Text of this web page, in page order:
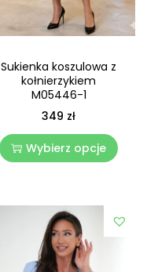
Sukienka koszulowa z
kołnierzykiem
M05446-1
349 zł
Wybierz opcje